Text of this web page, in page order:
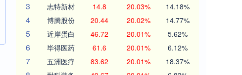
3 志特新材 14.8 20.03% 14.18%
4 博腾股份 20.44 20.02% 14.77%
5 近岸蛋白 46.72 20.01% 5.62%
6 毕得医药 61.6 20.01% 6.12%
7 五洲医疗 83.62 20.01% 18.37%